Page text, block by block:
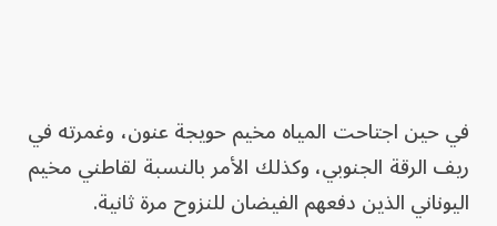
في حين اجتاحت المياه مخيم حويجة عنون، وغمرته في
ريف الرقة الجنوبي، وكذلك الأمر بالنسبة لقاطني مخيم
اليوناني الذين دفعهم الفيضان للنزوح مرة ثانية.